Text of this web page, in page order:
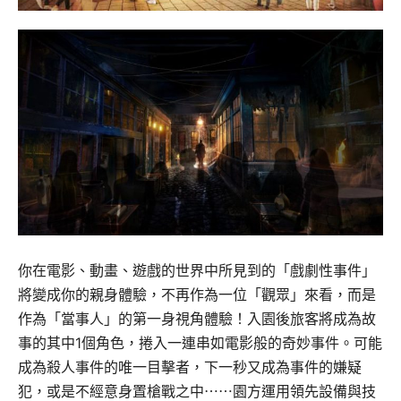
你在電影、動畫、遊戲的世界中所見到的「戲劇性事件」
將變成你的親身體驗，不再作為一位「觀眾」來看，而是
作為「當事人」的第一身視角體驗！入園後旅客將成為故
事的其中1個角色，捲入一連串如電影般的奇妙事件。可能
成為殺人事件的唯一目擊者，下一秒又成為事件的嫌疑
犯，或是不經意身置槍戰之中⋯⋯園方運用領先設備與技